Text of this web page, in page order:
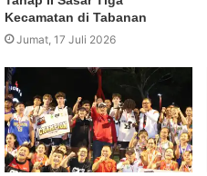
Kecamatan di Tabanan
Jumat, 17 Juli 2026